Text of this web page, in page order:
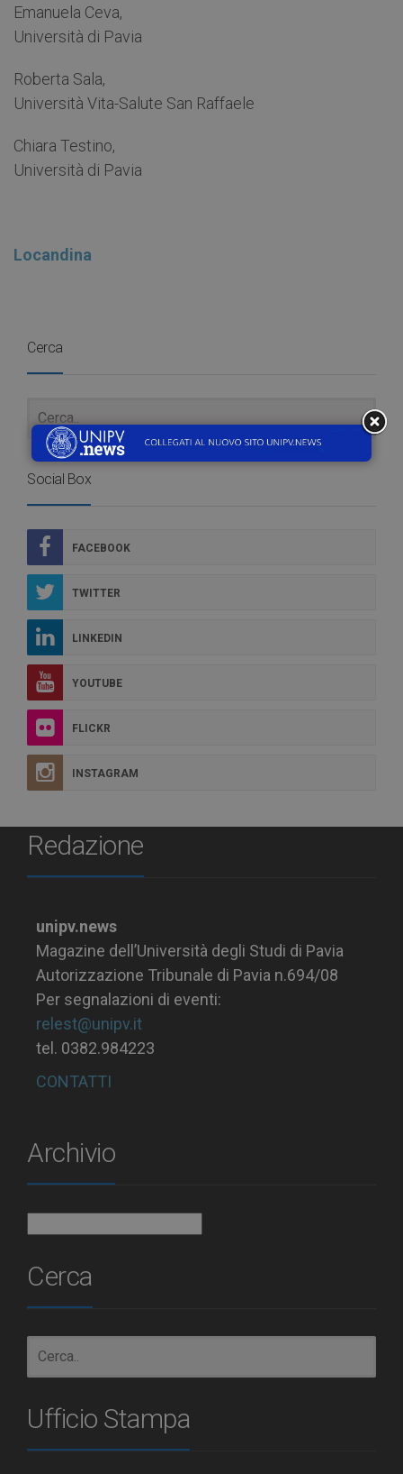
Emanuela Ceva,
Università di Pavia
Roberta Sala,
Università Vita-Salute San Raffaele
Chiara Testino,
Università di Pavia
Locandina
Cerca
Social Box
FACEBOOK
TWITTER
LINKEDIN
YOUTUBE
FLICKR
INSTAGRAM
Redazione
unipv.news
Magazine dell’Università degli Studi di Pavia
Autorizzazione Tribunale di Pavia n.694/08
Per segnalazioni di eventi:
relest@unipv.it
tel. 0382.984223
CONTATTI
Archivio
Cerca
Ufficio Stampa